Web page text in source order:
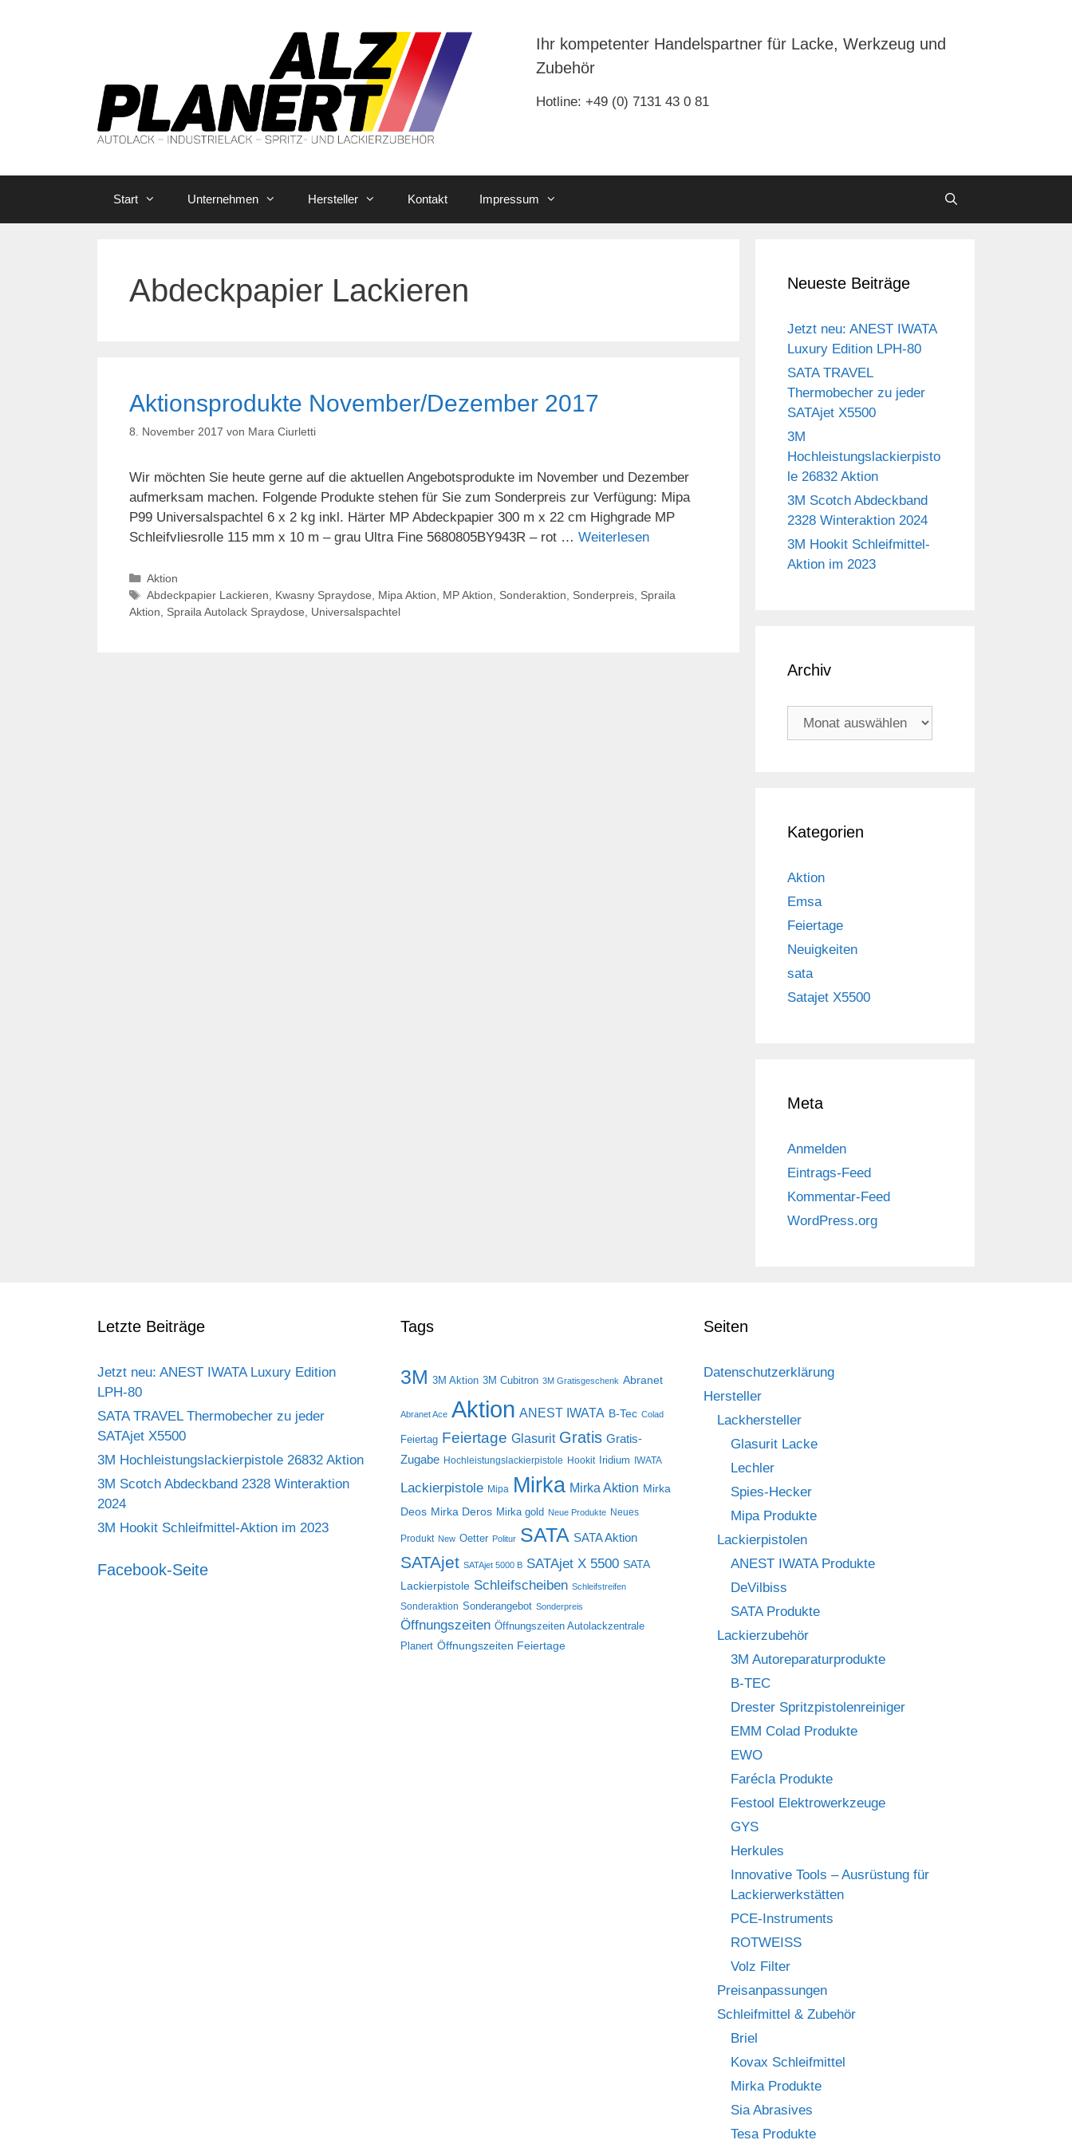
Ihr kompetenter Handelspartner für Lacke, Werkzeug und
Zubehör
Hotline: +49 (0) 7131 43 0 81
Start Unternehmen Hersteller Kontakt Impressum
Abdeckpapier Lackieren
Aktionsprodukte November/Dezember 2017
8. November 2017 von Mara Ciurletti
Wir möchten Sie heute gerne auf die aktuellen Angebotsprodukte im November und Dezember
aufmerksam machen. Folgende Produkte stehen für Sie zum Sonderpreis zur Verfügung: Mipa
P99 Universalspachtel 6 x 2 kg inkl. Härter MP Abdeckpapier 300 m x 22 cm Highgrade MP
Schleifvliesrolle 115 mm x 10 m – grau Ultra Fine 5680805BY943R – rot … Weiterlesen
Kategorien
Aktion
Schlagwörter
Abdeckpapier Lackieren Kwasny Spraydose Mipa Aktion MP Aktion Sonderaktion Sonderpreis, Spraila
Aktion
Spraila Autolack Spraydose Universalspachtel
Neueste Beiträge
Jetzt neu: ANEST IWATA
Luxury Edition LPH-80
SATA TRAVEL
Thermobecher zu jeder
SATAjet X5500
3M
Hochleistungslackierpisto
le 26832 Aktion
3M Scotch Abdeckband
2328 Winteraktion 2024
3M Hookit Schleifmittel-
Aktion im 2023
Archiv
Archiv
Kategorien
Aktion
Emsa
Feiertage
Neuigkeiten
sata
Satajet X5500
Meta
Anmelden
Eintrags-Feed
Kommentar-Feed
WordPress.org
Letzte Beiträge
Jetzt neu: ANEST IWATA Luxury Edition
LPH-80
SATA TRAVEL Thermobecher zu jeder
SATAjet X5500
3M Hochleistungslackierpistole 26832 Aktion
3M Scotch Abdeckband 2328 Winteraktion
2024
3M Hookit Schleifmittel-Aktion im 2023
Facebook-Seite
Tags
3M 3M Aktion 3M Cubitron 3M Gratisgeschenk Abranet
Abranet Ace Aktion ANEST IWATA B-Tec Colad
Feiertag Feiertage Glasurit Gratis Gratis-
Zugabe Hochleistungslackierpistole Hookit Iridium IWATA
Lackierpistole Mipa Mirka Mirka Aktion Mirka
Deos Mirka Deros Mirka gold Neue Produkte Neues
Produkt New Oetter Politur SATA SATA Aktion
SATAjet SATAjet 5000 B SATAjet X 5500 SATA
Lackierpistole Schleifscheiben Schleifstreifen
Sonderaktion Sonderangebot Sonderpreis
Öffnungszeiten Öffnungszeiten Autolackzentrale
Planert Öffnungszeiten Feiertage
Seiten
Datenschutzerklärung
Hersteller
Lackhersteller
Glasurit Lacke
Lechler
Spies-Hecker
Mipa Produkte
Lackierpistolen
ANEST IWATA Produkte
DeVilbiss
SATA Produkte
Lackierzubehör
3M Autoreparaturprodukte
B-TEC
Drester Spritzpistolenreiniger
EMM Colad Produkte
EWO
Farécla Produkte
Festool Elektrowerkzeuge
GYS
Herkules
Innovative Tools – Ausrüstung für
Lackierwerkstätten
PCE-Instruments
ROTWEISS
Volz Filter
Preisanpassungen
Schleifmittel & Zubehör
Briel
Kovax Schleifmittel
Mirka Produkte
Sia Abrasives
Tesa Produkte